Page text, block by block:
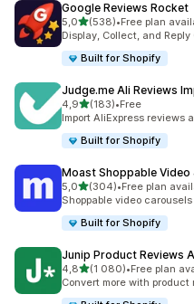
Google Reviews Rocket
5,0/ 5 tähteä
(538)
538 arvostelua yhteensä
•Free plan
Display, Collect, and
Built for Shopify
Judge.me Ali Reviews
4,9/ 5 tähteä
(183)
183 arvostelua yhteensä
•Free
Import AliExpress reviews
Built for Shopify
Moast Shoppable Video
5,0/ 5 tähteä
(304)
304 arvostelua yhteensä
•Free plan
Shoppable video carousels
Built for Shopify
Junip Product Reviews
4,8/ 5 tähteä
(1 080)
1080 arvostelua yhteensä
•Free plan
Convert more with